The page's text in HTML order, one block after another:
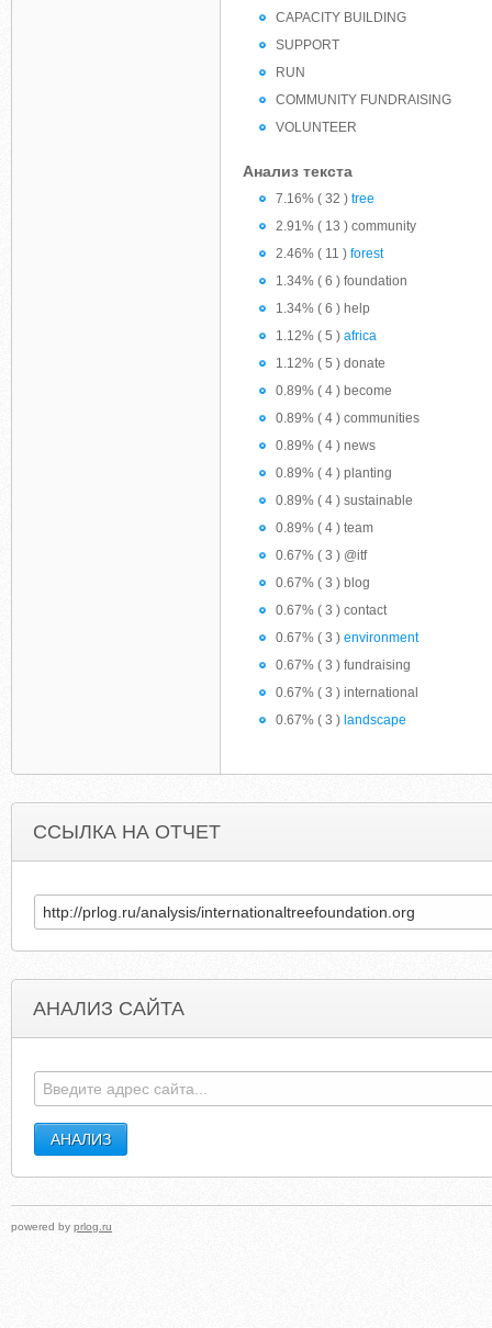
CAPACITY BUILDING
SUPPORT
RUN
COMMUNITY FUNDRAISING
VOLUNTEER
Анализ текста
7.16% ( 32 ) tree
2.91% ( 13 ) community
2.46% ( 11 ) forest
1.34% ( 6 ) foundation
1.34% ( 6 ) help
1.12% ( 5 ) africa
1.12% ( 5 ) donate
0.89% ( 4 ) become
0.89% ( 4 ) communities
0.89% ( 4 ) news
0.89% ( 4 ) planting
0.89% ( 4 ) sustainable
0.89% ( 4 ) team
0.67% ( 3 ) @itf
0.67% ( 3 ) blog
0.67% ( 3 ) contact
0.67% ( 3 ) environment
0.67% ( 3 ) fundraising
0.67% ( 3 ) international
0.67% ( 3 ) landscape
ССЫЛКА НА ОТЧЕТ
АНАЛИЗ САЙТА
powered by prlog.ru